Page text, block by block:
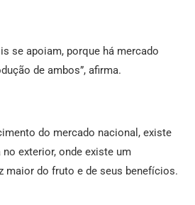
se apoiam, porque há mercado
de ambos”, afirma.
do mercado nacional, existe
exterior, onde existe um
maior do fruto e de seus benefícios.